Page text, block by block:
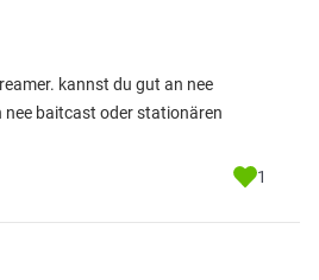
kannst du gut an nee
nee baitcast oder stationären
1